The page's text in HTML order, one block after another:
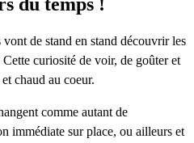
du temps !
de stand en stand découvrir les
Cette curiosité de voir, de goûter et
chaud au coeur.
comme autant de
immédiate sur place, ou ailleurs et